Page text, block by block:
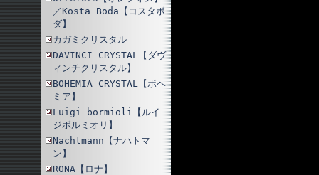
／Kosta Boda【コスタボ
ダ】
カガミクリスタル
DAVINCI CRYSTAL【ダヴ
ィンチクリスタル】
BOHEMIA CRYSTAL【ボヘ
ミア】
Luigi bormioli【ルイ
ジボルミオリ】
Nachtmann【ナハトマ
ン】
RONA【ロナ】